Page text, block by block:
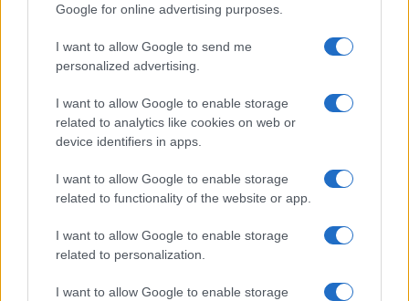
Google for online advertising purposes.
I want to allow Google to send me
personalized advertising.
I want to allow Google to enable storage
related to analytics like cookies on web or
device identifiers in apps.
I want to allow Google to enable storage
related to functionality of the website or app.
I want to allow Google to enable storage
related to personalization.
I want to allow Google to enable storage
La macchina usata più affidabile: un investimento che esige
Redazione · 5 Ago 2026